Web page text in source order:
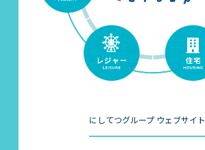
にしてつグループ ウェブサイト